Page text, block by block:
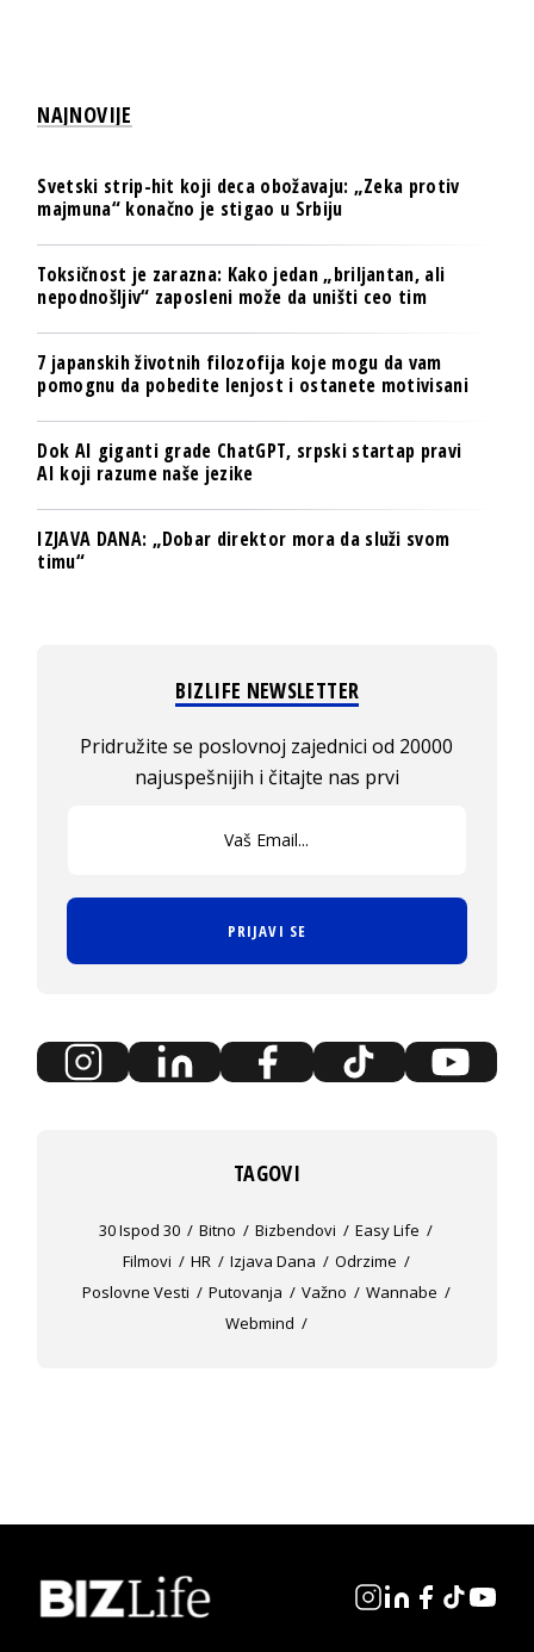
NAJNOVIJE
Svetski strip-hit koji deca obožavaju: „Zeka protiv
majmuna“ konačno je stigao u Srbiju
Toksičnost je zarazna: Kako jedan „briljantan, ali
nepodnošljiv“ zaposleni može da uništi ceo tim
7 japanskih životnih filozofija koje mogu da vam
pomognu da pobedite lenjost i ostanete motivisani
Dok AI giganti grade ChatGPT, srpski startap pravi
AI koji razume naše jezike
IZJAVA DANA: „Dobar direktor mora da služi svom
timu“
BIZLIFE NEWSLETTER
Pridružite se poslovnoj zajednici od 20000
najuspešnijih i čitajte nas prvi
PRIJAVI SE
TAGOVI
30 Ispod 30 Bitno Bizbendovi
Easy Life
Filmovi
HR Izjava Dana
Odrzime
Poslovne Vesti
Putovanja Važno
Wannabe
Webmind